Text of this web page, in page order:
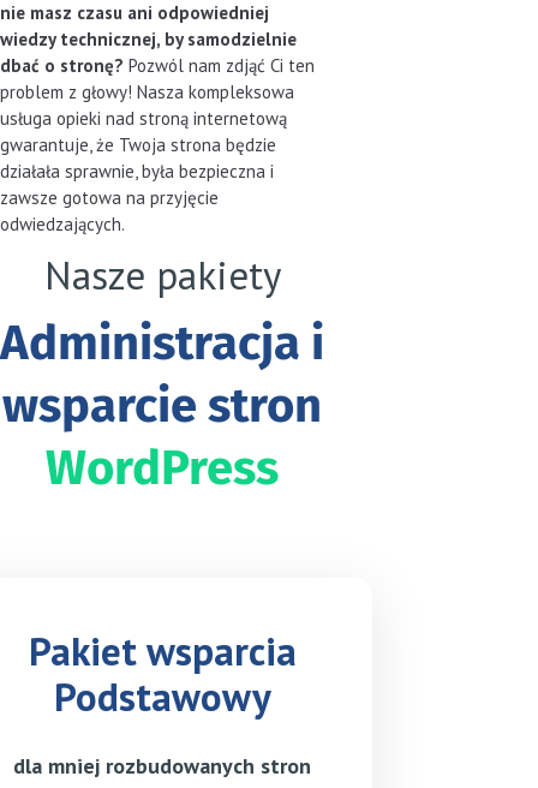
nie masz czasu ani odpowiedniej
wiedzy technicznej, by samodzielnie
dbać o stronę? Pozwól nam zdjąć Ci ten
problem z głowy! Nasza kompleksowa
usługa opieki nad stroną internetową
gwarantuje, że Twoja strona będzie
działała sprawnie, była bezpieczna i
zawsze gotowa na przyjęcie
odwiedzających.
Nasze pakiety
Administracja i
wsparcie stron
WordPress
Pakiet wsparcia
Podstawowy
dla mniej rozbudowanych stron